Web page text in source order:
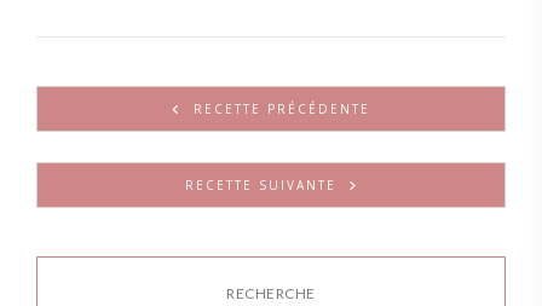
RECETTE PRÉCÉDENTE
RECETTE SUIVANTE
RECHERCHE